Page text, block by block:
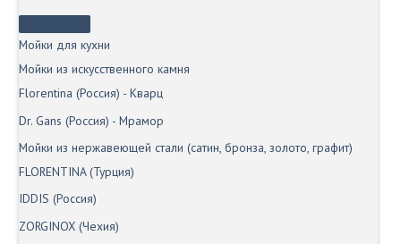
Мойки для кухни
Мойки из искусственного камня
Florentina (Россия) - Кварц
Dr. Gans (Россия) - Мрамор
Мойки из нержавеющей стали (сатин, бронза, золото, графит)
FLORENTINA (Турция)
IDDIS (Россия)
ZORGINOX (Чехия)